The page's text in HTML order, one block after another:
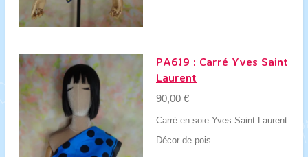
PA619 : Carré Yves Saint
Laurent
90,00 €
Carré en soie Yves Saint Laurent
Décor de pois